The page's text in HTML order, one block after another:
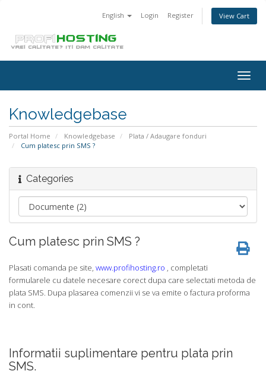
English Login Register View Cart
Knowledgebase
Portal Home Knowledgebase
Plata / Adaugare fonduri
Cum platesc prin SMS ?
Categories
Cum platesc prin SMS ?
Plasati comanda pe site, www.profihosting.ro , completati
formularele cu datele necesare corect dupa care selectati metoda de
plata SMS. Dupa plasarea comenzii vi se va emite o factura proforma
in cont.
Informatii suplimentare pentru plata prin
SMS.